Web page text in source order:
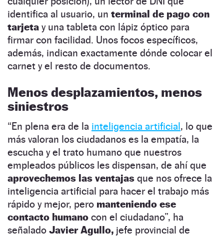
identifica al usuario, un terminal de pago con
tarjeta y una tableta con lápiz óptico para
firmar con facilidad. Unos focos específicos,
además, indican exactamente dónde colocar el
carnet y el resto de documentos.
Menos desplazamientos, menos
siniestros
“En plena era de la inteligencia artificial, lo que
más valoran los ciudadanos es la empatía, la
escucha y el trato humano que nuestros
empleados públicos les dispensan, de ahí que
aprovechemos las ventajas que nos ofrece la
inteligencia artificial para hacer el trabajo más
rápido y mejor, pero manteniendo ese
contacto humano con el ciudadano”, ha
señalado Javier Agullo, jefe provincial de